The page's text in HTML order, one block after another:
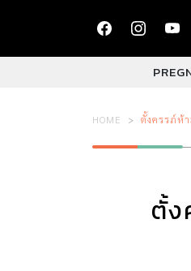
HOME ตั้งครรภ์ห้
ตั้ง